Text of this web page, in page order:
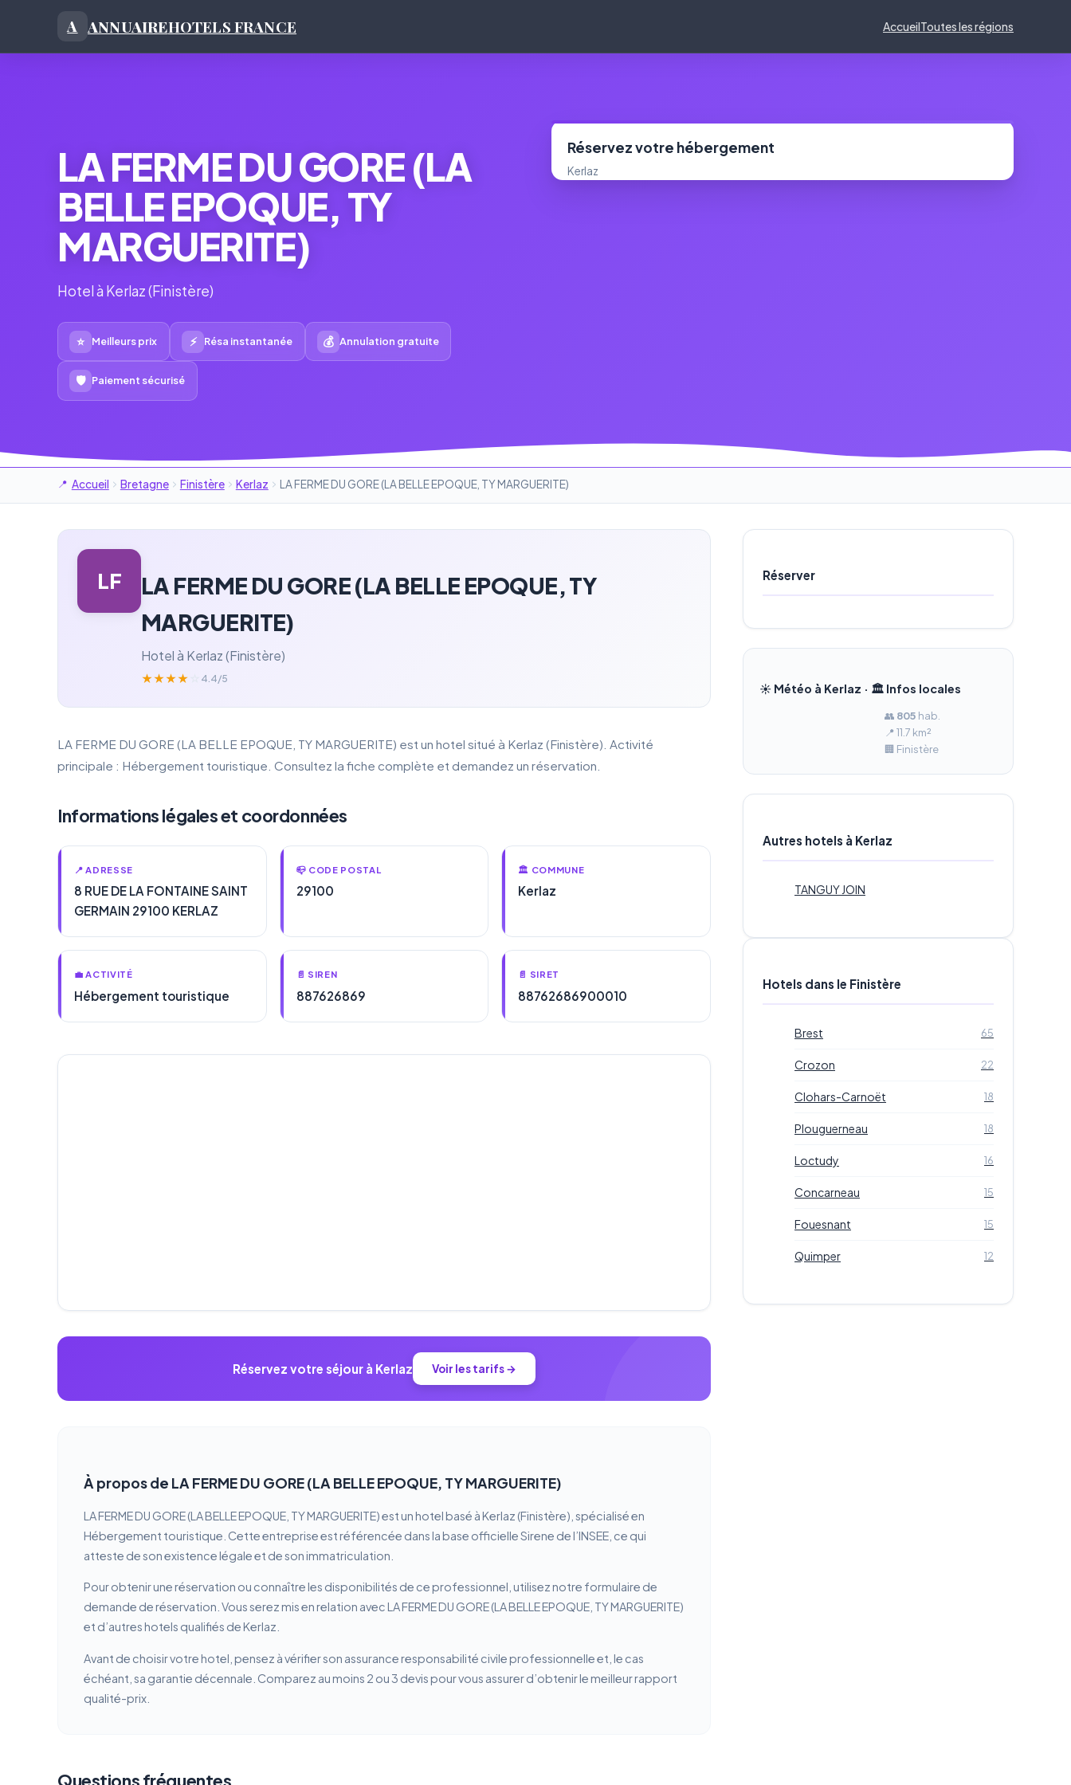
A ANNUAIREHOTELS FRANCE AccueilToutes les régions
LA FERME DU GORE (LA
BELLE EPOQUE, TY
MARGUERITE)
Hotel à Kerlaz (Finistère)
⭐ Meilleurs prix ⚡ Résa instantanée 💰 Annulation gratuite
🛡 Paiement sécurisé
Réservez votre hébergement
Kerlaz
Accueil Bretagne Finistère Kerlaz LA FERME DU GORE (LA BELLE EPOQUE, TY MARGUERITE)
LF
LA FERME DU GORE (LA BELLE EPOQUE, TY
MARGUERITE)
Hotel à Kerlaz (Finistère)
★★★★ 4.4/5
LA FERME DU GORE (LA BELLE EPOQUE, TY MARGUERITE) est un hotel situé à Kerlaz (Finistère). Activité
principale : Hébergement touristique. Consultez la fiche complète et demandez un réservation.
Informations légales et coordonnées
📍 ADRESSE
8 RUE DE LA FONTAINE SAINT
GERMAIN 29100 KERLAZ
📪 CODE POSTAL
29100
🏛️ COMMUNE
Kerlaz
💼 ACTIVITÉ
Hébergement touristique
📄 SIREN
887626869
📄 SIRET
88762686900010
Réservez votre séjour à Kerlaz Voir les tarifs →
À propos de LA FERME DU GORE (LA BELLE EPOQUE, TY MARGUERITE)
LA FERME DU GORE (LA BELLE EPOQUE, TY MARGUERITE) est un hotel basé à Kerlaz (Finistère), spécialisé en
Hébergement touristique. Cette entreprise est référencée dans la base officielle Sirene de l’INSEE, ce qui
atteste de son existence légale et de son immatriculation.
Pour obtenir une réservation ou connaître les disponibilités de ce professionnel, utilisez notre formulaire de
demande de réservation. Vous serez mis en relation avec LA FERME DU GORE (LA BELLE EPOQUE, TY MARGUERITE)
et d’autres hotels qualifiés de Kerlaz.
Avant de choisir votre hotel, pensez à vérifier son assurance responsabilité civile professionnelle et, le cas
échéant, sa garantie décennale. Comparez au moins 2 ou 3 devis pour vous assurer d’obtenir le meilleur rapport
qualité-prix.
Questions fréquentes
Réserver
☀️ Météo à Kerlaz · 🏛️ Infos locales
👥 805 hab.
📍 11.7 km²
🏢 Finistère
Autres hotels à Kerlaz
TANGUY JOIN
Hotels dans le Finistère
Brest 65
Crozon 22
Clohars-Carnoët 18
Plouguerneau 18
Loctudy 16
Concarneau 15
Fouesnant 15
Quimper 12